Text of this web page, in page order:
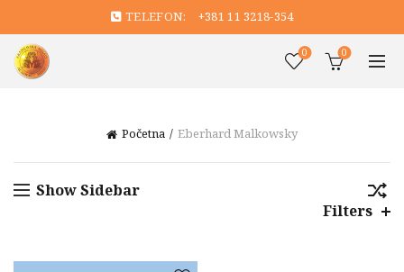
TELEFON: +381 11 3218-354
0 0
Početna Eberhard Malkowsky
Show Sidebar
Filters